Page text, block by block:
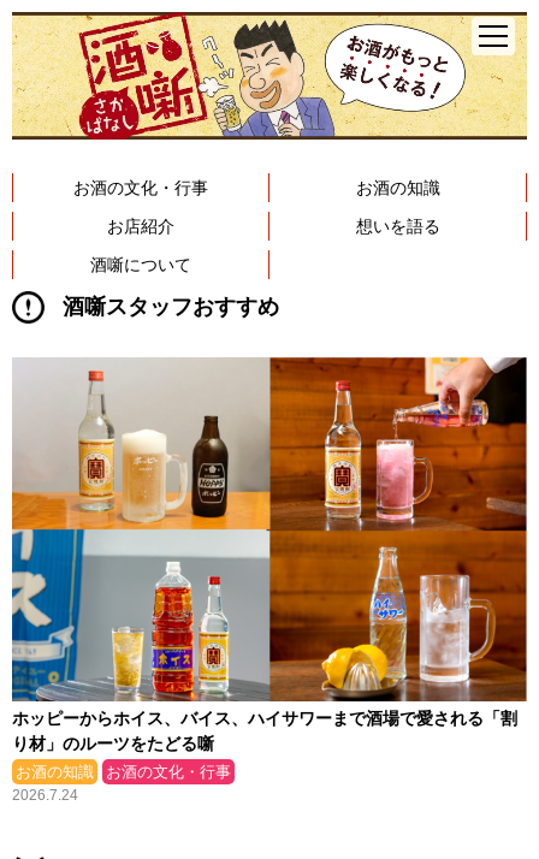
お酒の文化・行事
お酒の知識
お店紹介
想いを語る
酒噺について
酒噺スタッフおすすめ
“お酒の達人” 吉田類×倉嶋紀和子が「下山後の一杯」を楽しむ噺
想いを語る お店紹介
2026.5.1